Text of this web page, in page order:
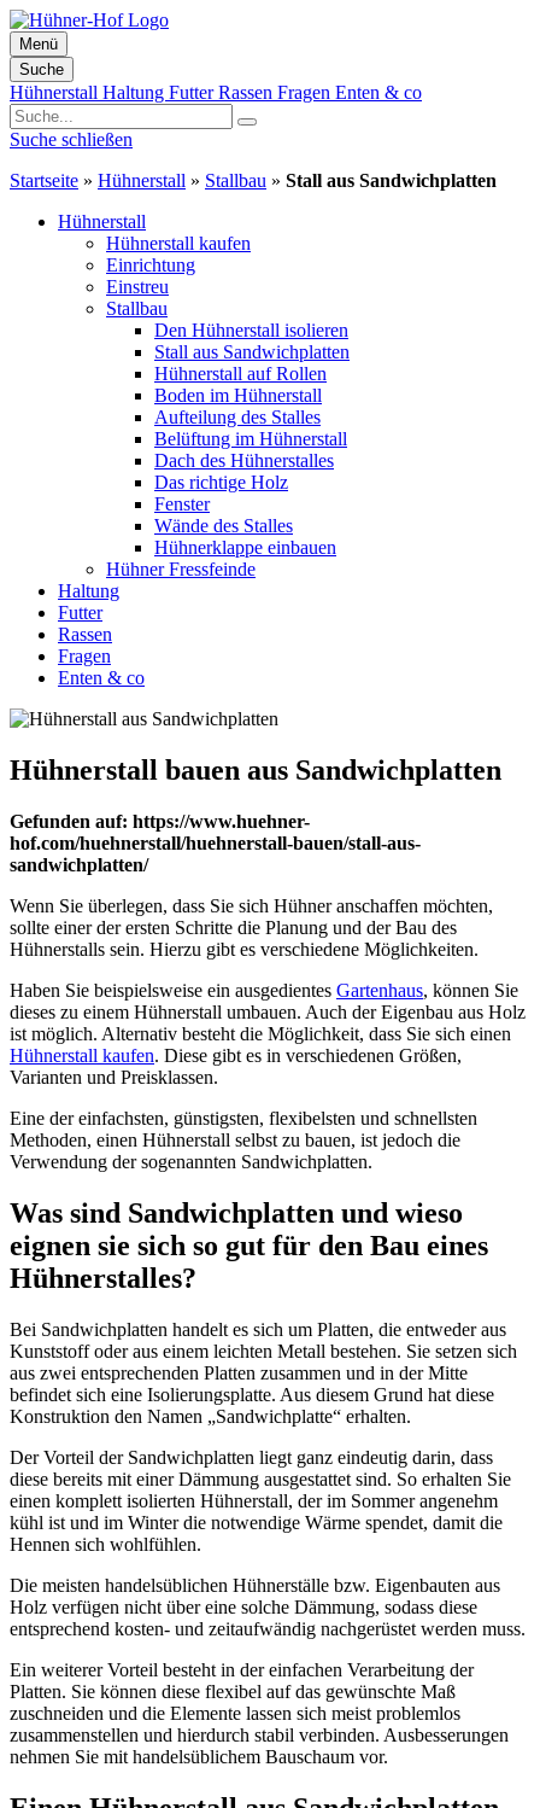
Menü
Suche
Zum
Inhalt
springen
Hühnerstall Haltung FutterRassen Fragen Enten & co
Suche schließen
Startseite » Hühnerstall » Stallbau » Stall aus Sandwichplatten
Hühnerstall
Hühnerstall kaufen
Einrichtung
Einstreu
Stallbau
Den Hühnerstall isolieren
Stall aus Sandwichplatten
Hühnerstall auf Rollen
Boden im Hühnerstall
Aufteilung des Stalles
Belüftung im Hühnerstall
Dach des Hühnerstalles
Das richtige Holz
Fenster
Wände des Stalles
Hühnerklappe einbauen
Hühner Fressfeinde
Haltung
Futter
Rassen
Fragen
Enten & co
Hühnerstall bauen aus Sandwichplatten
Gefunden auf: https://www.huehner-
hof.com/huehnerstall/huehnerstall-bauen/stall-aus-
sandwichplatten/
Wenn Sie überlegen, dass Sie sich Hühner anschaffen möchten,
sollte einer der ersten Schritte die Planung und der Bau des
Hühnerstalls sein. Hierzu gibt es verschiedene Möglichkeiten.
Haben Sie beispielsweise ein ausgedientes Gartenhaus, können Sie
dieses zu einem Hühnerstall umbauen. Auch der Eigenbau aus Holz
ist möglich. Alternativ besteht die Möglichkeit, dass Sie sich einen
Hühnerstall kaufen. Diese gibt es in verschiedenen Größen,
Varianten und Preisklassen.
Eine der einfachsten, günstigsten, flexibelsten und schnellsten
Methoden, einen Hühnerstall selbst zu bauen, ist jedoch die
Verwendung der sogenannten Sandwichplatten.
Was sind Sandwichplatten und wieso
eignen sie sich so gut für den Bau eines
Hühnerstalles?
Bei Sandwichplatten handelt es sich um Platten, die entweder aus
Kunststoff oder aus einem leichten Metall bestehen. Sie setzen sich
aus zwei entsprechenden Platten zusammen und in der Mitte
befindet sich eine Isolierungsplatte. Aus diesem Grund hat diese
Konstruktion den Namen „Sandwichplatte“ erhalten.
Der Vorteil der Sandwichplatten liegt ganz eindeutig darin, dass
diese bereits mit einer Dämmung ausgestattet sind. So erhalten Sie
einen komplett isolierten Hühnerstall, der im Sommer angenehm
kühl ist und im Winter die notwendige Wärme spendet, damit die
Hennen sich wohlfühlen.
Die meisten handelsüblichen Hühnerställe bzw. Eigenbauten aus
Holz verfügen nicht über eine solche Dämmung, sodass diese
entsprechend kosten- und zeitaufwändig nachgerüstet werden muss.
Ein weiterer Vorteil besteht in der einfachen Verarbeitung der
Platten. Sie können diese flexibel auf das gewünschte Maß
zuschneiden und die Elemente lassen sich meist problemlos
zusammenstellen und hierdurch stabil verbinden. Ausbesserungen
nehmen Sie mit handelsüblichem Bauschaum vor.